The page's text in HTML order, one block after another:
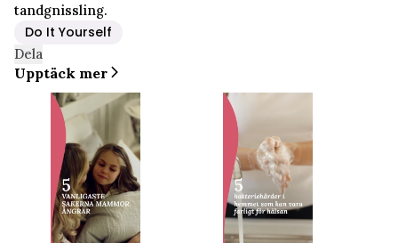
tandgnissling.
Do It Yourself
Dela
Upptäck mer